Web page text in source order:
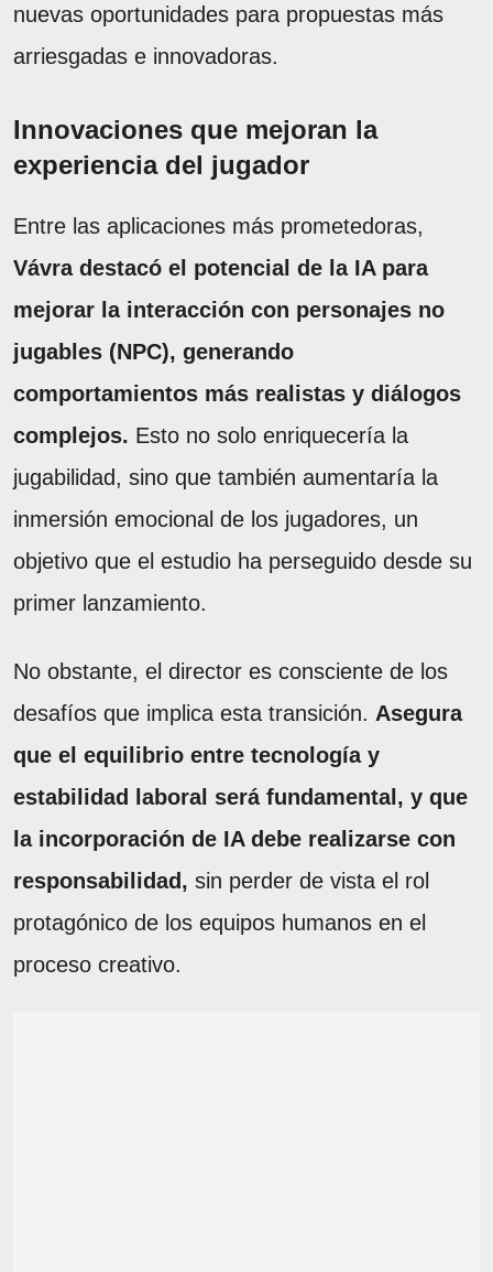
nuevas oportunidades para propuestas más
arriesgadas e innovadoras.
Innovaciones que mejoran la
experiencia del jugador
Entre las aplicaciones más prometedoras,
Vávra destacó el potencial de la IA para
mejorar la interacción con personajes no
jugables (NPC), generando
comportamientos más realistas y diálogos
complejos. Esto no solo enriquecería la
jugabilidad, sino que también aumentaría la
inmersión emocional de los jugadores, un
objetivo que el estudio ha perseguido desde su
primer lanzamiento.
No obstante, el director es consciente de los
desafíos que implica esta transición. Asegura
que el equilibrio entre tecnología y
estabilidad laboral será fundamental, y que
la incorporación de IA debe realizarse con
responsabilidad, sin perder de vista el rol
protagónico de los equipos humanos en el
proceso creativo.